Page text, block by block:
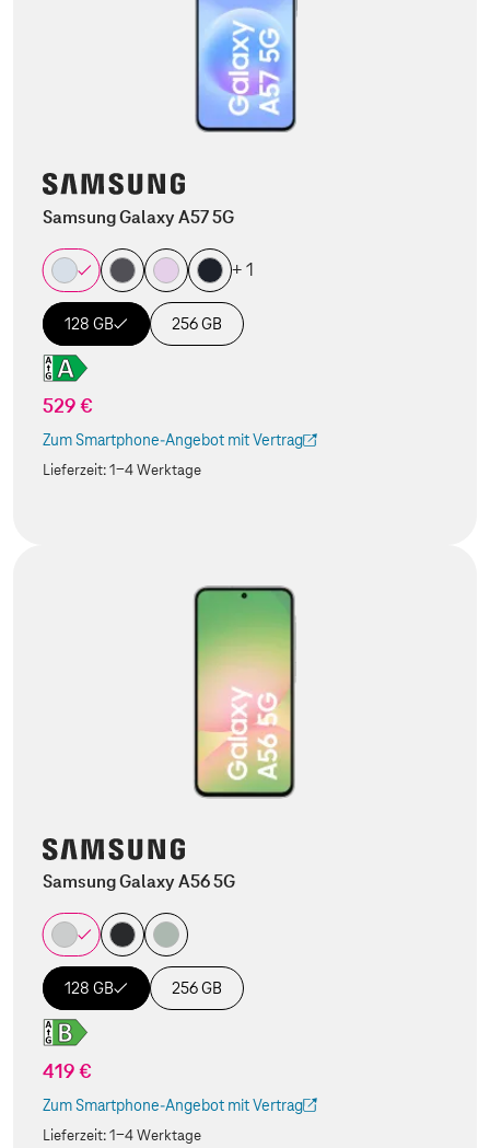
Samsung Galaxy A57 5G
+ 1
128 GB 256 GB
529 €
Zum Smartphone-Angebot mit Vertrag
(Der Link wird in einem neuen Tab geöffnet)
Lieferzeit:1-4 Werktage
Samsung Galaxy A56 5G
128 GB 256 GB
419 €
Zum Smartphone-Angebot mit Vertrag
(Der Link wird in einem neuen Tab geöffnet)
Lieferzeit:1-4 Werktage